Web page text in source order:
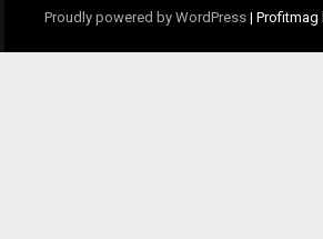
Proudly powered by WordPress | Profitmag